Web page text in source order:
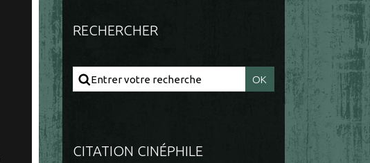
RECHERCHER
CITATION CINÉPHILE